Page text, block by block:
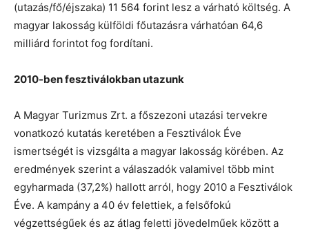
(utazás/fő/éjszaka) 11 564 forint lesz a várható költség. A
magyar lakosság külföldi főutazásra várhatóan 64,6
milliárd forintot fog fordítani.
2010-ben fesztiválokban utazunk
A Magyar Turizmus Zrt. a főszezoni utazási tervekre
vonatkozó kutatás keretében a Fesztiválok Éve
ismertségét is vizsgálta a magyar lakosság körében. Az
eredmények szerint a válaszadók valamivel több mint
egyharmada (37,2%) hallott arról, hogy 2010 a Fesztiválok
Éve. A kampány a 40 év felettiek, a felsőfokú
végzettségűek és az átlag feletti jövedelműek között a